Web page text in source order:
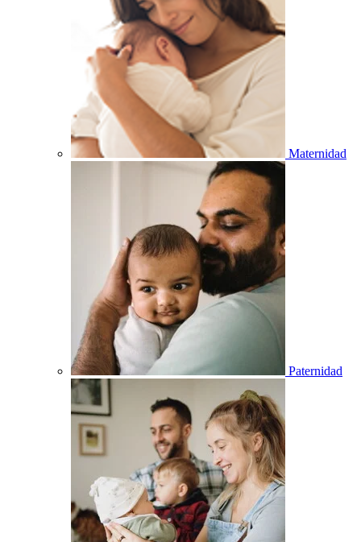
Maternidad
Paternidad